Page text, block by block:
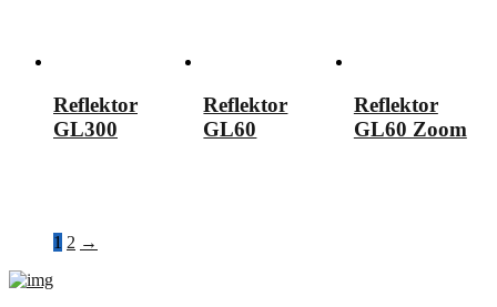
Reflektor
GL300
Reflektor
GL60
Reflektor
GL60 Zoom
1 2 →